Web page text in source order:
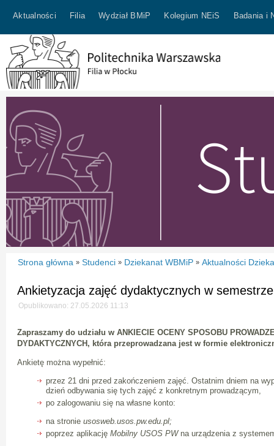
Aktualności Filia Wydział BMiP Kolegium NEiS Badania i
Strona główna » Studenci » Dziekanat WBMiP » Aktualności
Ankietyzacja zajęć dydaktycznych w
Opublikowano: 27.05.2026 11:13
Zapraszamy do udziału w ANKIECIE OCENY SPOSOBU
DYDAKTYCZNYCH, która przeprowadzana jest w formie
Ankietę można wypełnić:
przez 21 dni przed zakończeniem zajęć. Ostatnim dniem na
dzień odbywania się tych zajęć z konkretnym prowadzącym,
po zalogowaniu się na własne konto:
na stronieusosweb.usos.pw.edu.pl;
poprzez aplikację Mobilny USOS PW na urządzenia z